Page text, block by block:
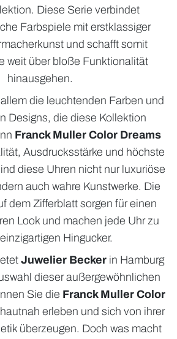
ACCESSOIRES
Diese Serie verbindet
Farbspiele mit erstklassiger
und schafft somit
weit über bloße Funktionalität
hinausgehen.
die leuchtenden Farben und
Designs, die diese Kollektion
Franck Muller Color Dreams
Ausdrucksstärke und höchste
diese Uhren nicht nur luxuriöse
auch wahre Kunstwerke. Die
dem Zifferblatt sorgen für einen
Look und machen jede Uhr zu
Hingucker.
Juwelier Becker in Hamburg
dieser außergewöhnlichen
Sie die Franck Muller Color
erleben und sich von ihrer
überzeugen. Doch was macht